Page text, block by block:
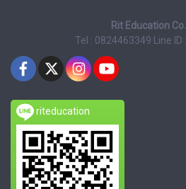
Rit Education
Tel : 0824463349
Line
riteducation